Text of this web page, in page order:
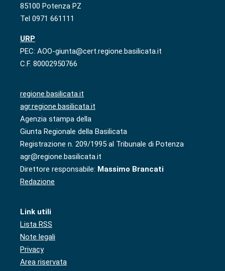
85100 Potenza PZ
Tel 0971 661111
URP
PEC: AOO-giunta@cert.regione.basilicata.it
C.F. 80002950766
regione.basilicata.it
agr.regione.basilicata.it
Agenzia stampa della
Giunta Regionale della Basilicata
Registrazione n. 209/1995 al Tribunale di Potenza
agr@regione.basilicata.it
Direttore responsabile: Massimo Brancati
Redazione
Link utili
Lista RSS
Note legali
Privacy
Area riservata